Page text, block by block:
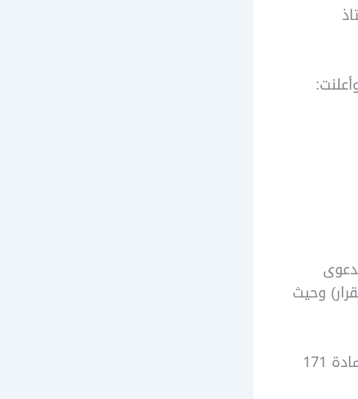
وحيث
(يجب الإشارة إلى سبب طلب المراجعة بين الحالات المحددة في نص المادة 171